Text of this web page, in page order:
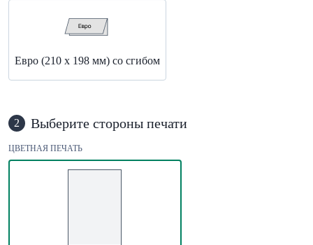
Евро (210 x 198 мм) со сгибом
2 Выберите стороны печати
ЦВЕТНАЯ ПЕЧАТЬ